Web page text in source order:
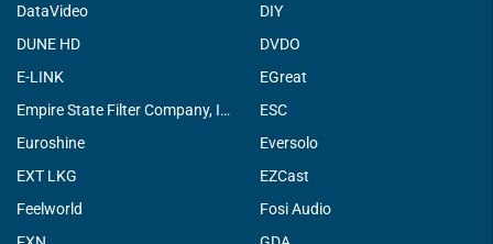
DataVideo
DIY
DUNE HD
DVDO
E-LINK
EGreat
Empire State Filter Company, INC.
ESC
Euroshine
Eversolo
EXT LKG
EZCast
Feelworld
Fosi Audio